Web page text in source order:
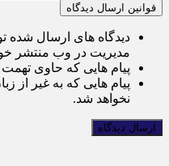
قوانین ارسال دیدگاه
دیدگاه های ارسال شده
مدیریت در وب منتشر
پیام هایی که حاوی تهمت
پیام هایی که به غیر از
نخواهد شد.